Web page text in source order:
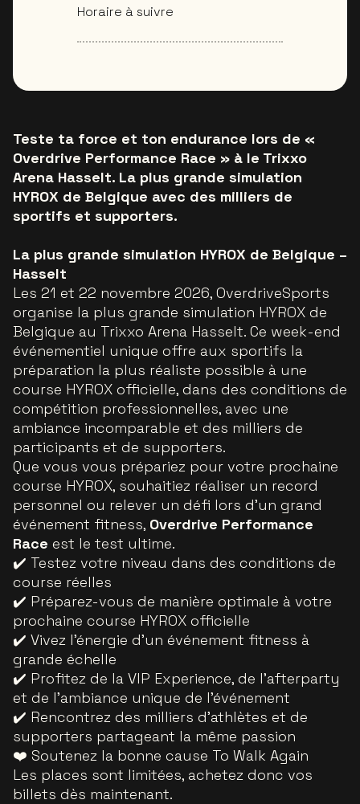
Teste ta force et ton endurance lors de «
Overdrive Performance Race » à le Trixxo
Arena Hasselt. La plus grande simulation
HYROX de Belgique avec des milliers de
sportifs et supporters.
La plus grande simulation HYROX de Belgique –
Hasselt
Les 21 et 22 novembre 2026, OverdriveSports
organise la plus grande simulation HYROX de
Belgique au Trixxo Arena Hasselt. Ce week-end
événementiel unique offre aux sportifs la
préparation la plus réaliste possible à une
course HYROX officielle, dans des conditions de
compétition professionnelles, avec une
ambiance incomparable et des milliers de
participants et de supporters.
Que vous vous prépariez pour votre prochaine
course HYROX, souhaitiez réaliser un record
personnel ou relever un défi lors d’un grand
événement fitness, Overdrive Performance
Race est le test ultime.
✔️ Testez votre niveau dans des conditions de
course réelles
✔️ Préparez-vous de manière optimale à votre
prochaine course HYROX officielle
✔️ Vivez l’énergie d’un événement fitness à
grande échelle
✔️ Profitez de la VIP Experience, de l’afterparty
et de l’ambiance unique de l’événement
✔️ Rencontrez des milliers d’athlètes et de
supporters partageant la même passion
❤️ Soutenez la bonne cause To Walk Again
Les places sont limitées, achetez donc vos
billets dès maintenant.
Horaire à suivre